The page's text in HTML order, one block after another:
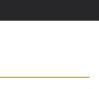
l re p
ir